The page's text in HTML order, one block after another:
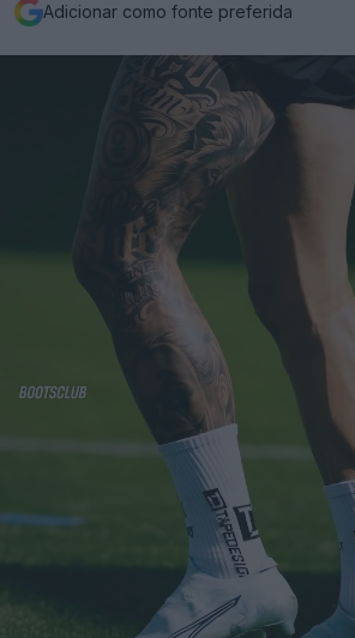
Adicionar como fonte preferida